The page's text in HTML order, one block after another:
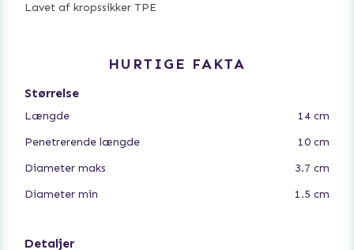
Lavet af kropssikker TPE
HURTIGE FAKTA
Størrelse
Længde
14 cm
Penetrerende længde
10 cm
Diameter maks
3.7 cm
Diameter min
1.5 cm
Detaljer